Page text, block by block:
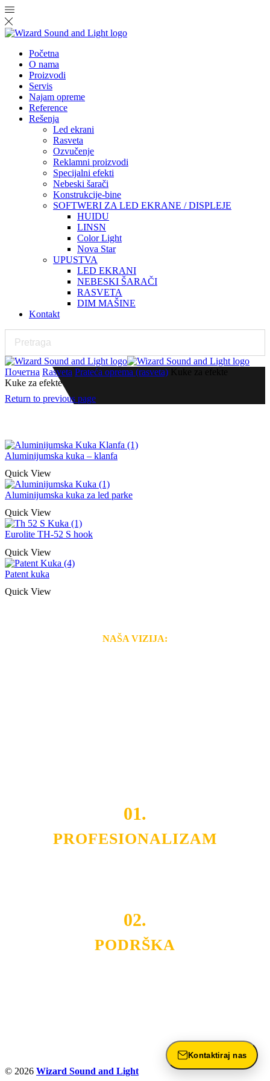
Početna
O nama
Proizvodi
Servis
Najam opreme
Reference
Rešenja
Led ekrani
Rasveta
Ozvučenje
Reklamni proizvodi
Specijalni efekti
Nebeski šarači
Konstrukcije-bine
SOFTWERI ZA LED EKRANE / DISPLEJE
HUIDU
LINSN
Color Light
Nova Star
UPUSTVA
LED EKRANI
NEBESKI ŠARAČI
RASVETA
DIM MAŠINE
Kontakt
Почетна Rasveta Prateća oprema (rasveta) Kuke za efekte
Kuke za efekte
Return to previous page
Aluminijumska kuka – klanfa
Quick View
Aluminijumska kuka za led parke
Quick View
Eurolite TH-52 S hook
Quick View
Patent kuka
Quick View
NAŠA VIZIJA:
01.
PROFESIONALIZAM
02.
PODRŠKA
© 2026 Wizard Sound and Light
Kontaktiraj nas